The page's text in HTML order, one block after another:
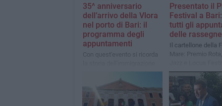
35^ anniversario
dell’arrivo della Vlora
nel porto di Bari: il
programma degli
appuntamenti
Con quest'evento si ricorda
Presentato il
Festival a
tutti gli
delle rassegne
Il cartellone della
Mare: Premio